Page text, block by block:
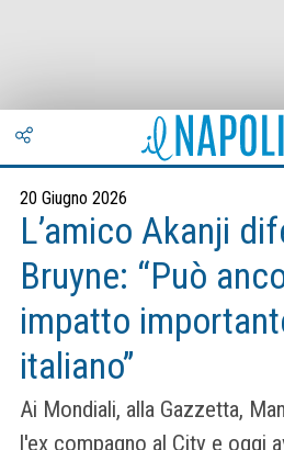
20 Giugno 2026
L’amico Akanji
Bruyne: “Può
impatto
italiano”
Ai Mondiali, alla Gazzetta,
l'ex compagno al City e oggi